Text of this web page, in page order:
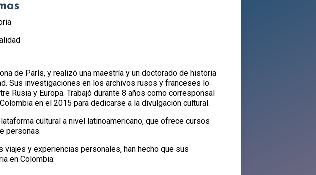
de París, y realizó una maestría y un doctorado de historia
Sus investigaciones en los archivos rusos y franceses lo
Rusia y Europa. Trabajó durante 8 años como corresponsal
en el 2015 para dedicarse a la divulgación cultural.
cultural a nivel latinoamericano, que ofrece cursos
personas.
y experiencias personales, han hecho que sus
en Colombia.